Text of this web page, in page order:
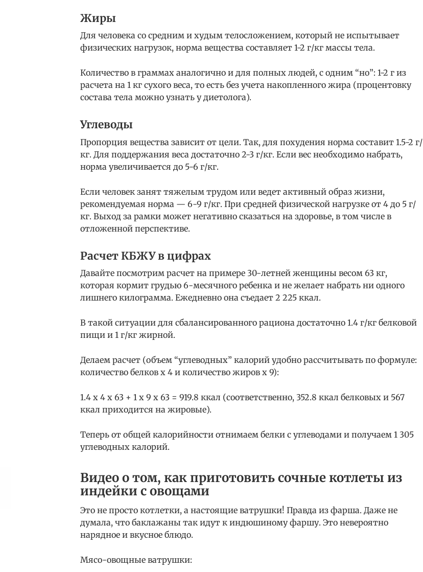
Жиры
Для человека со средним и худым телосложением, который не испытывает
физических нагрузок, норма вещества составляет 1-2 г/кг массы тела.
Количество в граммах аналогично и для полных людей, с одним “но”: 1-2 г из
расчета на 1 кг сухого веса, то есть без учета накопленного жира (процентовку
состава тела можно узнать у диетолога).
Углеводы
Пропорция вещества зависит от цели. Так, для похудения норма составит 1.5-2 г/
кг. Для поддержания веса достаточно 2-3 г/кг. Если вес необходимо набрать,
норма увеличивается до 5-6 г/кг.
Если человек занят тяжелым трудом или ведет активный образ жизни,
рекомендуемая норма — 6-9 г/кг. При средней физической нагрузке от 4 до 5 г/
кг. Выход за рамки может негативно сказаться на здоровье, в том числе в
отложенной перспективе.
Расчет КБЖУ в цифрах
Давайте посмотрим расчет на примере 30-летней женщины весом 63 кг,
которая кормит грудью 6-месячного ребенка и не желает набрать ни одного
лишнего килограмма. Ежедневно она съедает 2 225 ккал.
В такой ситуации для сбалансированного рациона достаточно 1.4 г/кг белковой
пищи и 1 г/кг жирной.
Делаем расчет (объем “углеводных” калорий удобно рассчитывать по формуле:
количество белков х 4 и количество жиров х 9):
1.4 х 4 х 63 + 1 х 9 х 63 = 919.8 ккал (соответственно, 352.8 ккал белковых и 567
ккал приходится на жировые).
Теперь от общей калорийности отнимаем белки с углеводами и получаем 1 305
углеводных калорий.
Видео о том, как приготовить сочные котлеты из
индейки с овощами
Это не просто котлетки, а настоящие ватрушки! Правда из фарша. Даже не
думала, что баклажаны так идут к индюшиному фаршу. Это невероятно
нарядное и вкусное блюдо.
Мясо-овощные ватрушки: